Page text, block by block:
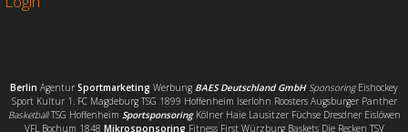
Berlin Agentur Sportmarketing Werbung BAES Deutschland GmbH SponsoringEishockey
Sport Kultur 1. FC Magdeburg TSG 1899 Hoffenheim Iserlohn Roosters Augsburger Panther
BasketballTSG Hoffenheim SportsponsoringKölner Haie Lausitzer Füchse Dresdner Eislöwen
VFL Bochum 1848 Mikrosponsoring Fitness First Würzburg Baskets Die Recken TSV